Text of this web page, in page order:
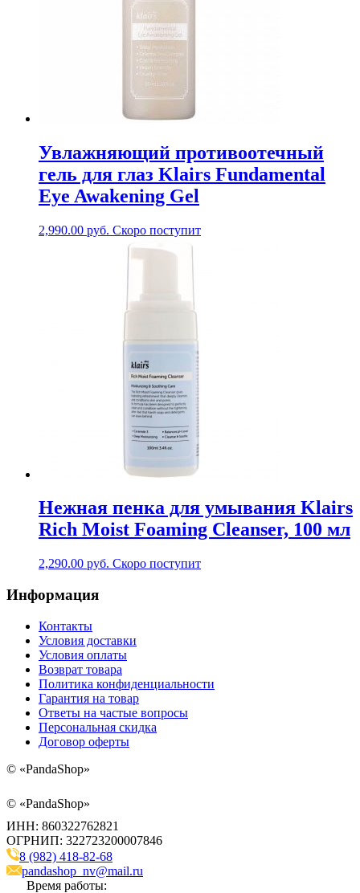
Увлажняющий противоотечный
гель для глаз Klairs Fundamental
Eye Awakening Gel
2,990.00 руб. Скоро поступит
Нежная пенка для умывания Klairs
Rich Moist Foaming Cleanser, 100 мл
2,290.00 руб. Скоро поступит
Информация
Контакты
Условия доставки
Условия оплаты
Возврат товара
Политика конфиденциальности
Гарантия на товар
Ответы на частые вопросы
Персональная скидка
Договор оферты
© «PandaShop»
© «PandaShop»
ИНН: 860322762821
ОГРНИП: 322723200007846
8 (982) 418-82-68
pandashop_nv@mail.ru
Время работы: